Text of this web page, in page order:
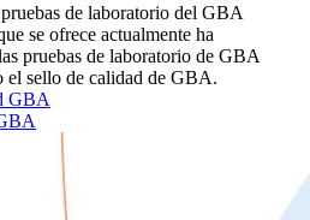
de laboratorio del GBA
se ofrece actualmente ha
pruebas de laboratorio de GBA
el sello de calidad de GBA.
GBA